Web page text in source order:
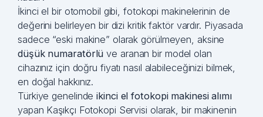
İkinci el bir otomobil gibi, fotokopi makinelerinin de
değerini belirleyen bir dizi kritik faktör vardır. Piyasada
sadece “eski makine” olarak görülmeyen, aksine
düşük numaratörlü ve aranan bir model olan
cihazınız için doğru fiyatı nasıl alabileceğinizi bilmek,
en doğal hakkınız.
Türkiye genelindeikinci el fotokopi makinesi alımı
yapan Kaşıkçı Fotokopi Servisi olarak, bir makinenin